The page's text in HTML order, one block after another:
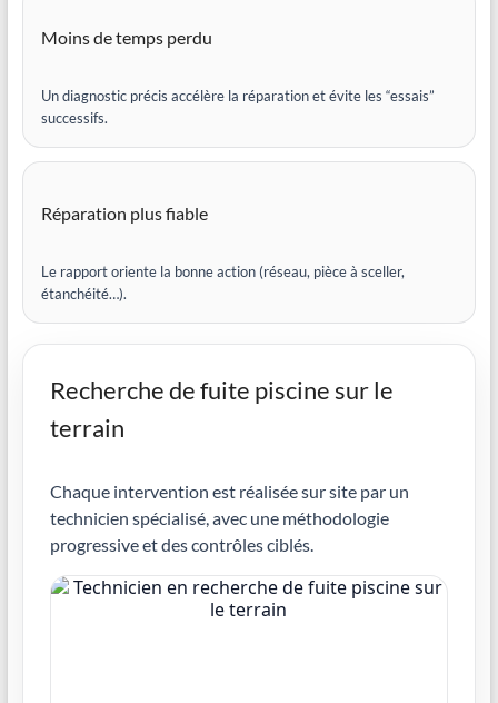
Moins de temps perdu
Un diagnostic précis accélère la réparation et évite les “essais”
successifs.
Réparation plus fiable
Le rapport oriente la bonne action (réseau, pièce à sceller,
étanchéité…).
Recherche de fuite piscine sur le
terrain
Chaque intervention est réalisée sur site par un
technicien spécialisé, avec une méthodologie
progressive et des contrôles ciblés.